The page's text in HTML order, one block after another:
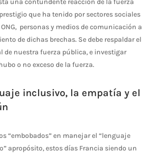
una contundente reacción de la fuerza
que ha tenido por sectores sociales
personas y medios de comunicación a
de dichas brechas. Se debe respaldar el
nuestra fuerza pública, e investigar
o no exceso de la fuerza.
inclusivo, la empatía y el
“embobados” en manejar el “lenguaje
apropósito, estos días Francia siendo un